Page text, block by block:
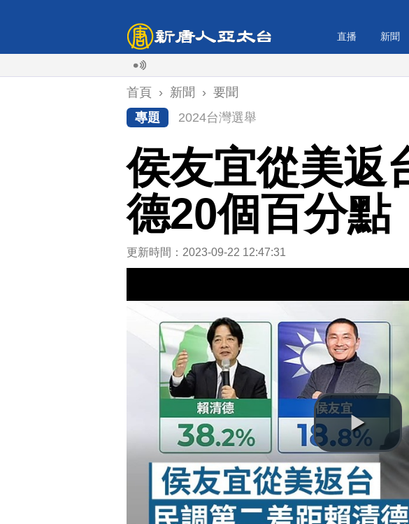
直播 新聞
首頁 › 新聞 › 要聞
專題
2024台灣選舉
侯友宜從美返
德20個百分點
更新時間：2023-09-22 12:47:31